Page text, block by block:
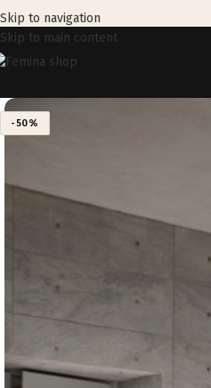
Skip to navigation
Skip to main content
-50%